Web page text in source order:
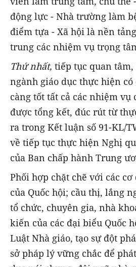
động lực - Nhà trường làm
điểm tựa - Xã hội là nền
trung các nhiệm vụ trọng
Thứ nhất, tiếp tục quan
ngành giáo dục thực hiện
càng tốt tất cả các nhiệm vụ
được tổng kết, đúc rút từ
ra trong Kết luận số 91-KL/
về tiếp tục thực hiện Nghị
của Ban chấp hành Trung
Phối hợp chặt chẽ với các
của Quốc hội; cầu thị, lắng
tổ chức, chuyên gia, nhà
kiến của các đại biểu Quốc
Luật Nhà giáo, tạo sự đột
sở pháp lý vững chắc để